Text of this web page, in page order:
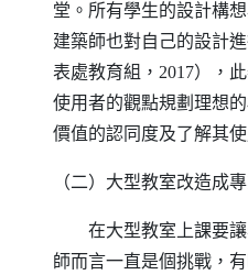
堂。所有學生的設計構
建築師也對自己的設計
表處教育組， 2017），
使用者的觀點規劃理想
價值的認同度及了解其使
（二）大型教室改造成
在大型教室上課要
師而言一直是個挑戰，